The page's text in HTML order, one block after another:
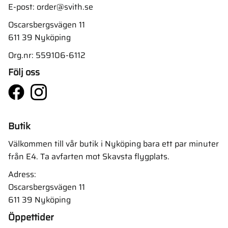
E-post: order@svith.se
Oscarsbergsvägen 11
611 39 Nyköping
Org.nr: 559106-6112
Följ oss
Butik
Välkommen till vår butik i Nyköping bara ett par minuter
från E4. Ta avfarten mot Skavsta flygplats.
Adress:
Oscarsbergsvägen 11
611 39 Nyköping
Öppettider